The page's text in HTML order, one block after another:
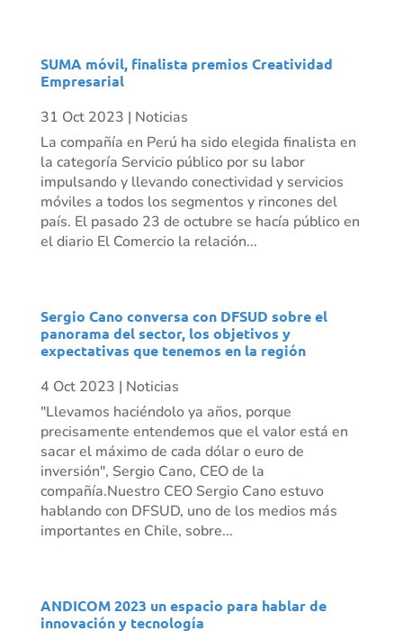
SUMA móvil, finalista premios Creatividad
Empresarial
31 Oct 2023 | Noticias
La compañía en Perú ha sido elegida finalista en
la categoría Servicio público por su labor
impulsando y llevando conectividad y servicios
móviles a todos los segmentos y rincones del
país. El pasado 23 de octubre se hacía público en
el diario El Comercio la relación...
Sergio Cano conversa con DFSUD sobre el
panorama del sector, los objetivos y
expectativas que tenemos en la región
4 Oct 2023 | Noticias
"Llevamos haciéndolo ya años, porque
precisamente entendemos que el valor está en
sacar el máximo de cada dólar o euro de
inversión", Sergio Cano, CEO de la
compañía.Nuestro CEO Sergio Cano estuvo
hablando con DFSUD, uno de los medios más
importantes en Chile, sobre...
ANDICOM 2023 un espacio para hablar de
innovación y tecnología